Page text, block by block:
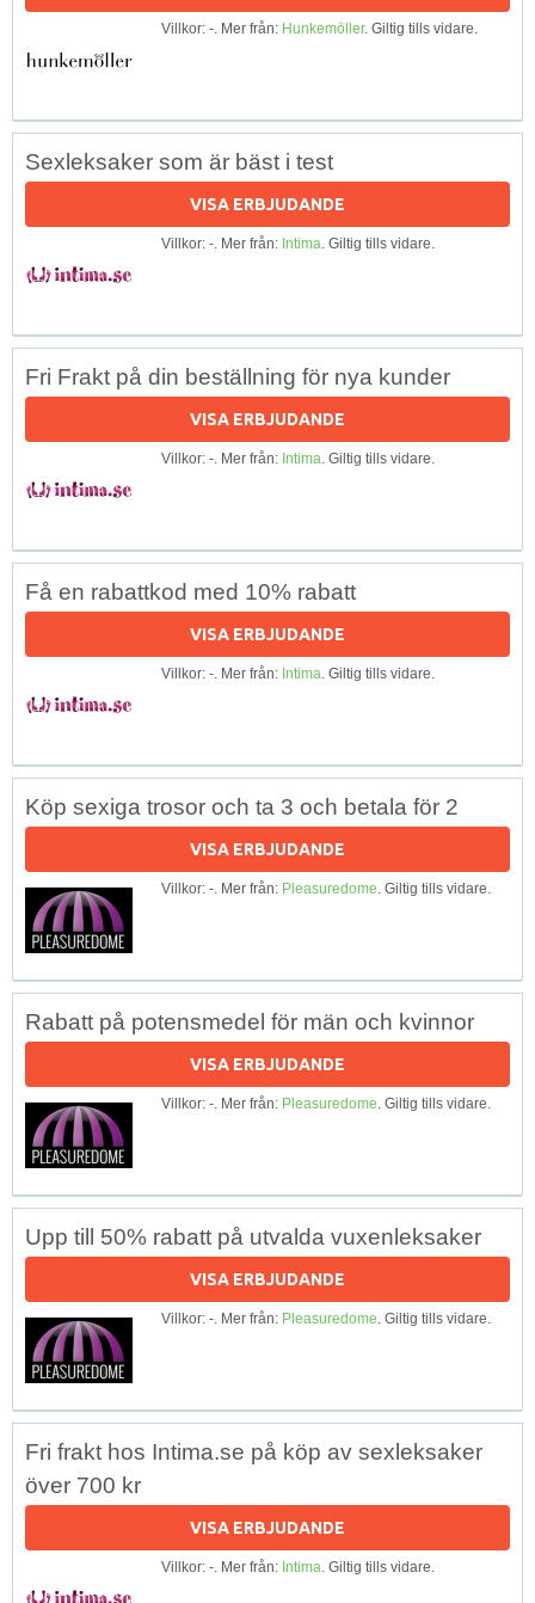
Villkor: -. Mer från: Hunkemöller. Giltig tills vidare.
Sexleksaker som är bäst i test
VISA ERBJUDANDE
Villkor: -. Mer från: Intima. Giltig tills vidare.
Fri Frakt på din beställning för nya kunder
VISA ERBJUDANDE
Villkor: -. Mer från: Intima. Giltig tills vidare.
Få en rabattkod med 10% rabatt
VISA ERBJUDANDE
Villkor: -. Mer från: Intima. Giltig tills vidare.
Köp sexiga trosor och ta 3 och betala för 2
VISA ERBJUDANDE
Villkor: -. Mer från: Pleasuredome. Giltig tills vidare.
Rabatt på potensmedel för män och kvinnor
VISA ERBJUDANDE
Villkor: -. Mer från: Pleasuredome. Giltig tills vidare.
Upp till 50% rabatt på utvalda vuxenleksaker
VISA ERBJUDANDE
Villkor: -. Mer från: Pleasuredome. Giltig tills vidare.
Fri frakt hos Intima.se på köp av sexleksaker
över 700 kr
VISA ERBJUDANDE
Villkor: -. Mer från: Intima. Giltig tills vidare.